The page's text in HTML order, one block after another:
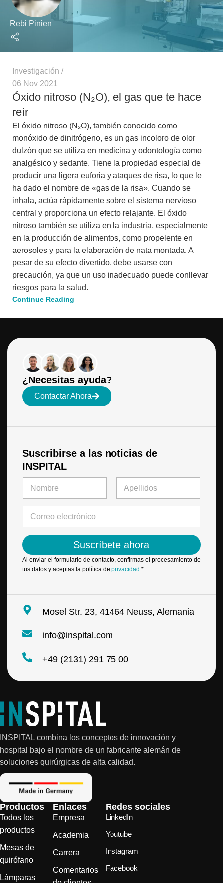
Rebi Pinien
Investigación
06 Nov 2021
Óxido nitroso (N₂O), el gas que te hace
reír
El óxido nitroso (N₂O), también conocido como
monóxido de dinitrógeno, es un gas incoloro de olor
dulzón que se utiliza en medicina y odontología como
analgésico y sedante. Tiene la propiedad especial de
producir una ligera euforia y ataques de risa, lo que le
ha dado el nombre de «gas de la risa». Cuando se
inhala, actúa rápidamente sobre el sistema nervioso
central y proporciona un efecto relajante. El óxido
nitroso también se utiliza en la industria, especialmente
en la producción de alimentos, como propelente en
aerosoles y para la elaboración de nata montada. A
pesar de su efecto divertido, debe usarse con
precaución, ya que un uso inadecuado puede conllevar
riesgos para la salud.
Continue Reading
¿Necesitas ayuda?
Contactar Ahora
Suscribirse a las noticias de
INSPITAL
ó
n
i
c
o
m
b
e
m
e
*
r
r
e
o
e
c
t
r
n
c
o
Suscríbete ahora
Al enviar el formulario de contacto, confirmas el procesamiento de
tus datos y aceptas la política de privacidad .*
Mosel Str. 23, 41464 Neuss, Alemania
info@inspital.com
+49 (2131) 291 75 00
INSPITAL combina los conceptos de innovación y
hospital bajo el nombre de un fabricante alemán de
soluciones quirúrgicas de alta calidad.
Productos
Todos los
productos
Mesas de
quirófano
Lámparas
Enlaces
Empresa
Academia
Carrera
Comentarios
Redes sociales
LinkedIn
Youtube
Instagram
Facebook